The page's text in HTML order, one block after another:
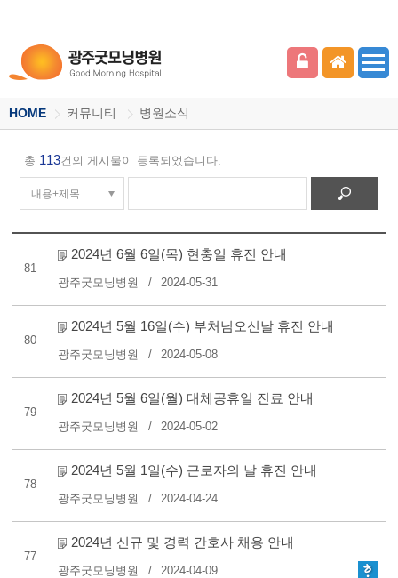
HOME 커뮤니티 병원소식
총 113건의 게시물이 등록되었습니다.
81
2024년 6월 6일(목) 현충일 휴진 안내
광주굿모닝병원 2024-05-31
80
2024년 5월 16일(수) 부처님오신날 휴진 안내
광주굿모닝병원 2024-05-08
79
2024년 5월 6일(월) 대체공휴일 진료 안내
광주굿모닝병원 2024-05-02
78
2024년 5월 1일(수) 근로자의 날 휴진 안내
광주굿모닝병원 2024-04-24
77
2024년 신규 및 경력 간호사 채용 안내
광주굿모닝병원 2024-04-09